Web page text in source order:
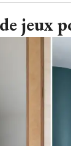
jeux